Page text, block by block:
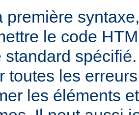
première
le code
standard
toutes les
les éléments